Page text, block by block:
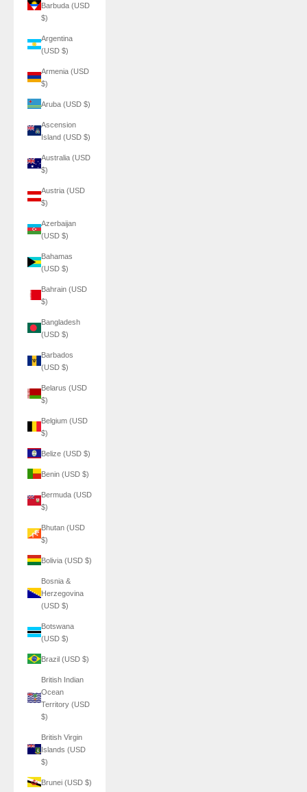
Barbuda (USD
$)
Argentina
(USD $)
Armenia (USD
$)
Aruba (USD $)
Ascension
Island (USD $)
Australia (USD
$)
Austria (USD
$)
Azerbaijan
(USD $)
Bahamas
(USD $)
Bahrain (USD
$)
Bangladesh
(USD $)
Barbados
(USD $)
Belarus (USD
$)
Belgium (USD
$)
Belize (USD $)
Benin (USD $)
Bermuda (USD
$)
Bhutan (USD
$)
Bolivia (USD $)
Bosnia &
Herzegovina
(USD $)
Botswana
(USD $)
Brazil (USD $)
British Indian
Ocean
Territory (USD
$)
British Virgin
Islands (USD
$)
Brunei (USD $)